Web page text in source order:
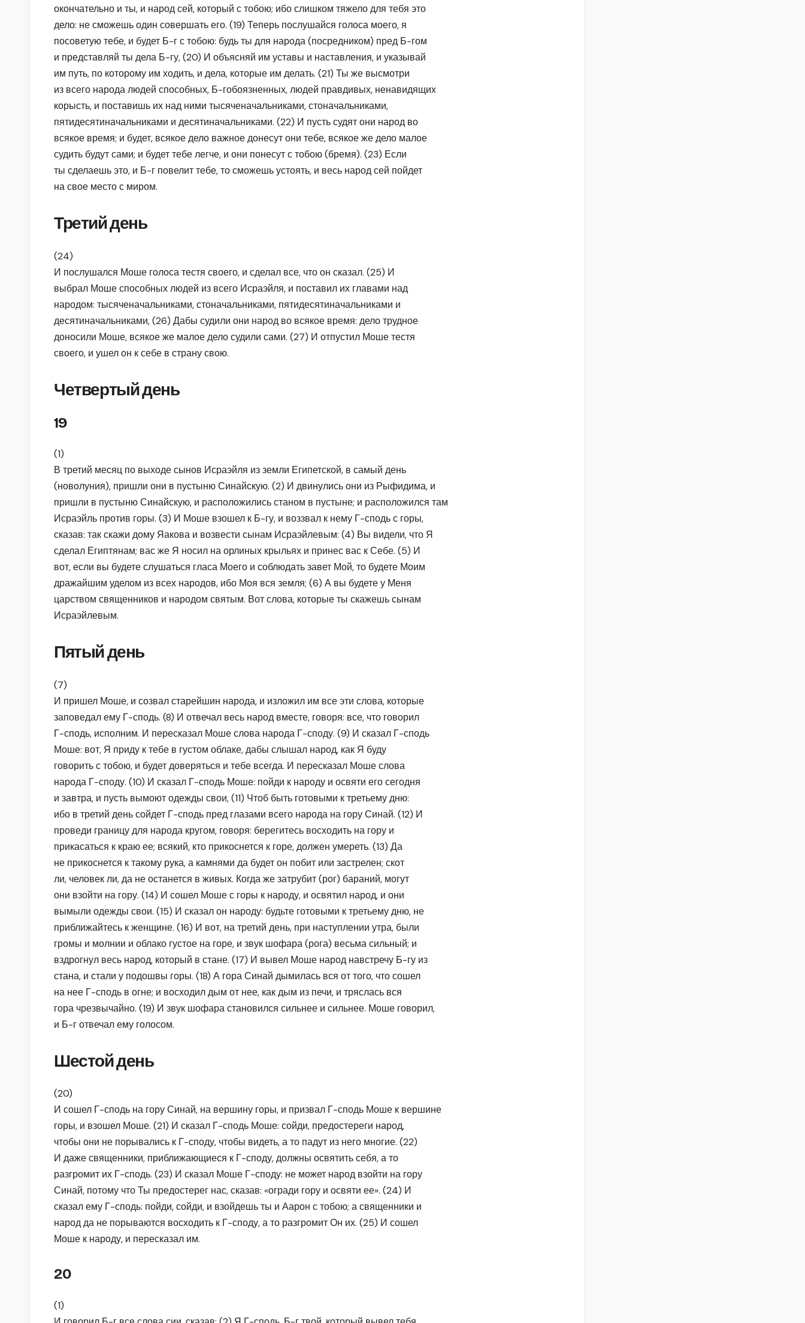
окончательно и ты, и народ сей, который с тобою; ибо слишком тяжело для тебя это
дело: не сможешь один совершать его. (19) Теперь послушайся голоса моего, я
посоветую тебе, и будет Б-г с тобою: будь ты для народа (посредником) пред Б-гом
и представляй ты дела Б-гу, (20) И объясняй им уставы и наставления, и указывай
им путь, по которому им ходить, и дела, которые им делать. (21) Ты же высмотри
из всего народа людей способных, Б-гобоязненных, людей правдивых, ненавидящих
корысть, и поставишь их над ними тысяченачальниками, стоначальниками,
пятидесятиначальниками и десятиначальниками. (22) И пусть судят они народ во
всякое время; и будет, всякое дело важное донесут они тебе, всякое же дело малое
судить будут сами; и будет тебе легче, и они понесут с тобою (бремя). (23) Если
ты сделаешь это, и Б-г повелит тебе, то сможешь устоять, и весь народ сей пойдет
на свое место с миром.
Третий день
(24)
И послушался Моше голоса тестя своего, и сделал все, что он сказал. (25) И
выбрал Моше способных людей из всего Исраэйля, и поставил их главами над
народом: тысяченачальниками, стоначальниками, пятидесятиначальниками и
десятиначальниками, (26) Дабы судили они народ во всякое время: дело трудное
доносили Моше, всякое же малое дело судили сами. (27) И отпустил Моше тестя
своего, и ушел он к себе в страну свою.
Четвертый день
19
(1)
В третий месяц по выходе сынов Исраэйля из земли Египетской, в самый день
(новолуния), пришли они в пустыню Синайскую. (2) И двинулись они из Рыфидима, и
пришли в пустыню Синайскую, и расположились станом в пустыне; и расположился там
Исраэйль против горы. (3) И Моше взошел к Б-гу, и воззвал к нему Г-сподь с горы,
сказав: так скажи дому Яакова и возвести сынам Исраэйлевым: (4) Вы видели, что Я
сделал Египтянам; вас же Я носил на орлиных крыльях и принес вас к Себе. (5) И
вот, если вы будете слушаться гласа Моего и соблюдать завет Мой, то будете Моим
дражайшим уделом из всех народов, ибо Моя вся земля; (6) А вы будете у Меня
царством священников и народом святым. Вот слова, которые ты скажешь сынам
Исраэйлевым.
Пятый день
(7)
И пришел Моше, и созвал старейшин народа, и изложил им все эти слова, которые
заповедал ему Г-сподь. (8) И отвечал весь народ вместе, говоря: все, что говорил
Г-сподь, исполним. И пересказал Моше слова народа Г-споду. (9) И сказал Г-сподь
Моше: вот, Я приду к тебе в густом облаке, дабы слышал народ, как Я буду
говорить с тобою, и будет доверяться и тебе всегда. И пересказал Моше слова
народа Г-споду. (10) И сказал Г-сподь Моше: пойди к народу и освяти его сегодня
и завтра, и пусть вымоют одежды свои, (11) Чтоб быть готовыми к третьему дню:
ибо в третий день сойдет Г-сподь пред глазами всего народа на гору Синай. (12) И
проведи границу для народа кругом, говоря: берегитесь восходить на гору и
прикасаться к краю ее; всякий, кто прикоснется к горе, должен умереть. (13) Да
не прикоснется к такому рука, а камнями да будет он побит или застрелен; скот
ли, человек ли, да не останется в живых. Когда же затрубит (рог) бараний, могут
они взойти на гору. (14) И сошел Моше с горы к народу, и освятил народ, и они
вымыли одежды свои. (15) И сказал он народу: будьте готовыми к третьему дню, не
приближайтесь к женщине. (16) И вот, на третий день, при наступлении утра, были
громы и молнии и облако густое на горе, и звук шофара (рога) весьма сильный; и
вздрогнул весь народ, который в стане. (17) И вывел Моше народ навстречу Б-гу из
стана, и стали у подошвы горы. (18) А гора Синай дымилась вся от того, что сошел
на нее Г-сподь в огне; и восходил дым от нее, как дым из печи, и тряслась вся
гора чрезвычайно. (19) И звук шофара становился сильнее и сильнее. Моше говорил,
и Б-г отвечал ему голосом.
Шестой день
(20)
И сошел Г-сподь на гору Синай, на вершину горы, и призвал Г-сподь Моше к вершине
горы, и взошел Моше. (21) И сказал Г-сподь Моше: сойди, предостереги народ,
чтобы они не порывались к Г-споду, чтобы видеть, а то падут из него многие. (22)
И даже священники, приближающиеся к Г-споду, должны освятить себя, а то
разгромит их Г-сподь. (23) И сказал Моше Г-споду: не может народ взойти на гору
Синай, потому что Ты предостерег нас, сказав: «огради гору и освяти ее». (24) И
сказал ему Г-сподь: пойди, сойди, и взойдешь ты и Аарон с тобою; а священники и
народ да не порываются восходить к Г-споду, а то разгромит Он их. (25) И сошел
Моше к народу, и пересказал им.
20
(1)